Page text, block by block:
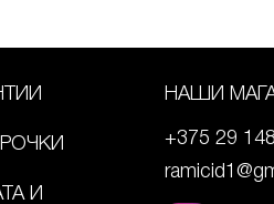
НАШИ
+375 29
И